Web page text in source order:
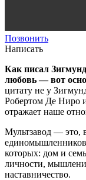
Позвонить
Написать
Как писал
любовь — вот
цитату не у
Робертом Де Ниро
отражает наше
Мультзавод — это,
которых: дом и
личности,
наставничество.